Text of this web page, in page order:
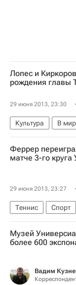
Лопес и
рождения главы
29 июня 2013, 23:30
Культура В
Весь мир
Филипп Киркоров
Феррер
матче 3-го
29 июня 2013, 23:27
Теннис Спорт
Уимблдон
Александр
Музей
более 600
Вадим